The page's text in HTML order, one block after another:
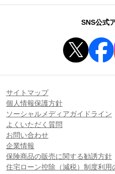
SNS公式
サイトマップ
個人情報保護方針
ソーシャルメディアガイドライン
よくいただく質問
お問い合わせ
企業情報
保険商品の販売に関する勧誘方針
住宅ローン控除（減税）制度利用